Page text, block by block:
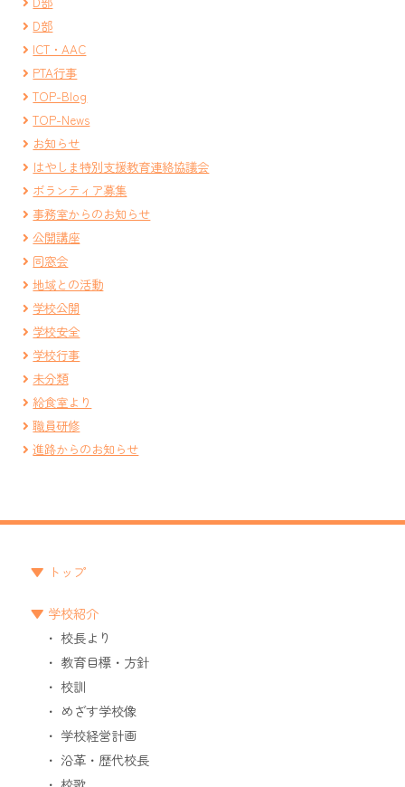
D部
ICT・AAC
PTA行事
TOP-Blog
TOP-News
お知らせ
はやしま特別支援教育連絡協議会
ボランティア募集
事務室からのお知らせ
公開講座
同窓会
地域との活動
学校公開
学校安全
学校行事
未分類
給食室より
職員研修
進路からのお知らせ
トップ
学校紹介
校長より
教育目標・方針
校訓
めざす学校像
学校経営計画
沿革・歴代校長